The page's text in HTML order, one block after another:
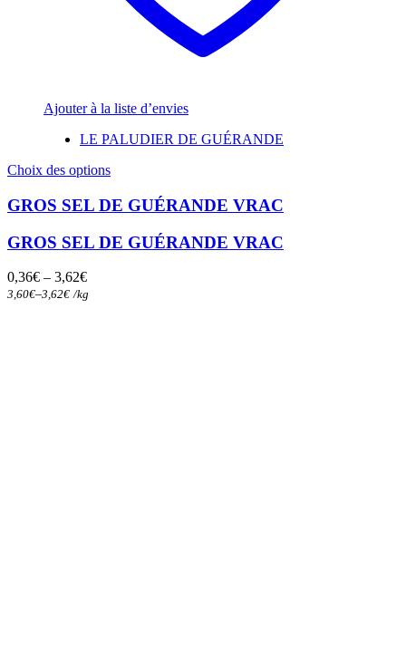
Ajouter à la liste d’envies
LE PALUDIER DE GUÉRANDE
Choix des optionsCe
a
plusieurs
variations.
Les
GROS SEL DE GUÉRANDE VRAC
GROS SEL DE GUÉRANDE VRAC
0,36€ – 3,62€
3,60€–3,62€ /kg